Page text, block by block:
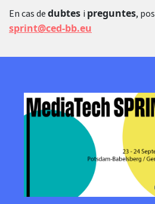
En cas dedubtes i preguntes,
sprint@ced-bb.eu